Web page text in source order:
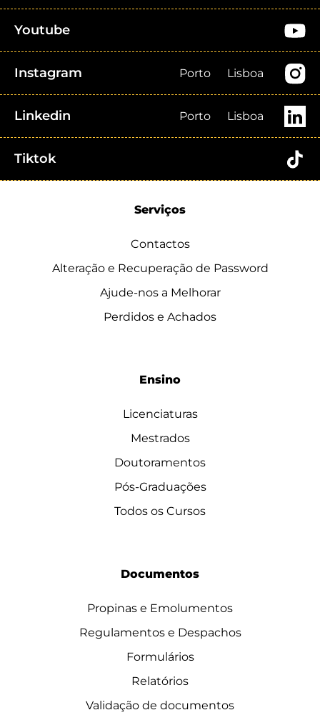
Youtube
Instagram Porto Lisboa
Linkedin Porto Lisboa
Tiktok
Serviços
Contactos
Alteração e Recuperação de Password
Ajude-nos a Melhorar
Perdidos e Achados
Ensino
Licenciaturas
Mestrados
Doutoramentos
Pós-Graduações
Todos os Cursos
Documentos
Propinas e Emolumentos
Regulamentos e Despachos
Formulários
Relatórios
Validação de documentos